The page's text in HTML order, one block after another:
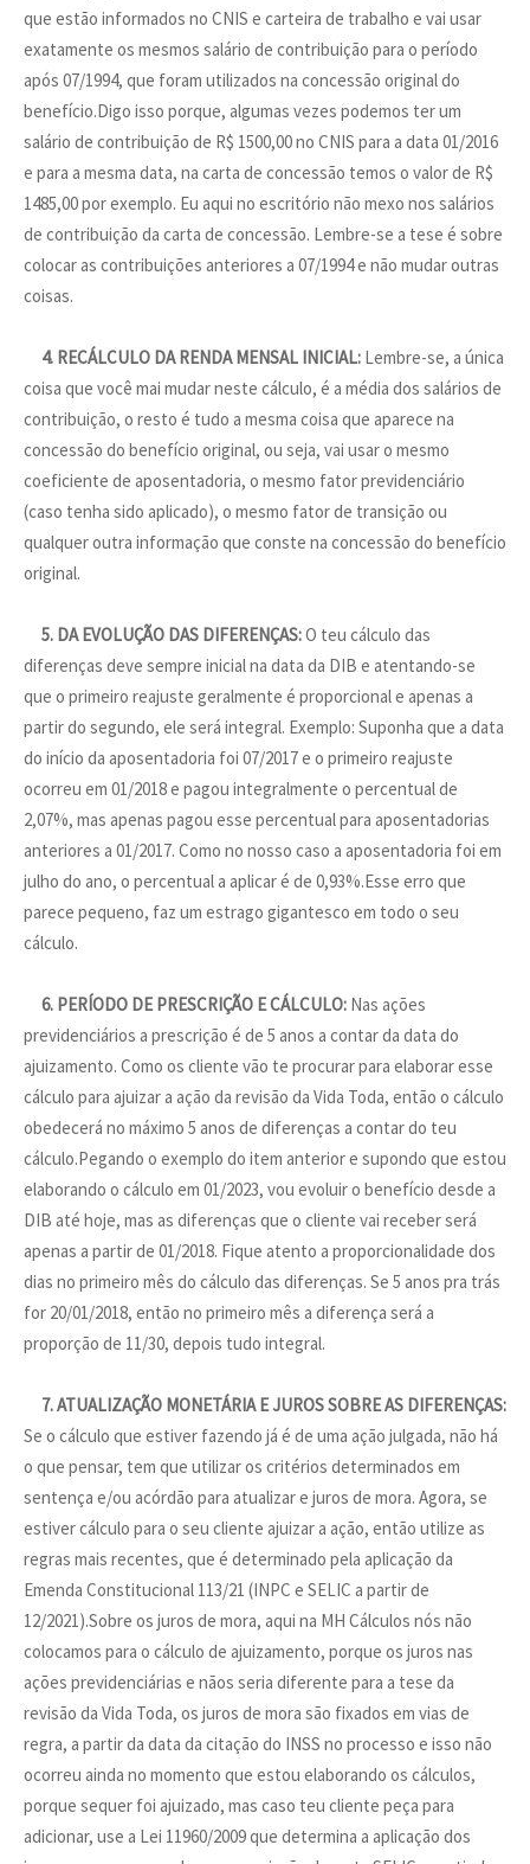
que estão informados no CNIS e carteira de trabalho e vai usar
exatamente os mesmos salário de contribuição para o período
após 07/1994, que foram utilizados na concessão original do
benefício.Digo isso porque, algumas vezes podemos ter um
salário de contribuição de R$ 1500,00 no CNIS para a data 01/2016
e para a mesma data, na carta de concessão temos o valor de R$
1485,00 por exemplo. Eu aqui no escritório não mexo nos salários
de contribuição da carta de concessão. Lembre-se a tese é sobre
colocar as contribuições anteriores a 07/1994 e não mudar outras
coisas.
4. RECÁLCULO DA RENDA MENSAL INICIAL: Lembre-se, a única
coisa que você mai mudar neste cálculo, é a média dos salários de
contribuição, o resto é tudo a mesma coisa que aparece na
concessão do benefício original, ou seja, vai usar o mesmo
coeficiente de aposentadoria, o mesmo fator previdenciário
(caso tenha sido aplicado), o mesmo fator de transição ou
qualquer outra informação que conste na concessão do benefício
original.
5. DA EVOLUÇÃO DAS DIFERENÇAS:O teu cálculo das
diferenças deve sempre inicial na data da DIB e atentando-se
que o primeiro reajuste geralmente é proporcional e apenas a
partir do segundo, ele será integral. Exemplo: Suponha que a data
do início da aposentadoria foi 07/2017 e o primeiro reajuste
ocorreu em 01/2018 e pagou integralmente o percentual de
2,07%, mas apenas pagou esse percentual para aposentadorias
anteriores a 01/2017. Como no nosso caso a aposentadoria foi em
julho do ano, o percentual a aplicar é de 0,93%.Esse erro que
parece pequeno, faz um estrago gigantesco em todo o seu
cálculo.
6. PERÍODO DE PRESCRIÇÃO E CÁLCULO: Nas ações
previdenciários a prescrição é de 5 anos a contar da data do
ajuizamento. Como os cliente vão te procurar para elaborar esse
cálculo para ajuizar a ação da revisão da Vida Toda, então o cálculo
obedecerá no máximo 5 anos de diferenças a contar do teu
cálculo.Pegando o exemplo do item anterior e supondo que estou
elaborando o cálculo em 01/2023, vou evoluir o benefício desde a
DIB até hoje, mas as diferenças que o cliente vai receber será
apenas a partir de 01/2018. Fique atento a proporcionalidade dos
dias no primeiro mês do cálculo das diferenças. Se 5 anos pra trás
for 20/01/2018, então no primeiro mês a diferença será a
proporção de 11/30, depois tudo integral.
7. ATUALIZAÇÃO MONETÁRIA E JUROS SOBRE AS DIFERENÇAS:
Se o cálculo que estiver fazendo já é de uma ação julgada, não há
o que pensar, tem que utilizar os critérios determinados em
sentença e/ou acórdão para atualizar e juros de mora. Agora, se
estiver cálculo para o seu cliente ajuizar a ação, então utilize as
regras mais recentes, que é determinado pela aplicação da
Emenda Constitucional 113/21 (INPC e SELIC a partir de
12/2021).Sobre os juros de mora, aqui na MH Cálculos nós não
colocamos para o cálculo de ajuizamento, porque os juros nas
ações previdenciárias e nãos seria diferente para a tese da
revisão da Vida Toda, os juros de mora são fixados em vias de
regra, a partir da data da citação do INSS no processo e isso não
ocorreu ainda no momento que estou elaborando os cálculos,
porque sequer foi ajuizado, mas caso teu cliente peça para
adicionar, use a Lei 11960/2009 que determina a aplicação dos